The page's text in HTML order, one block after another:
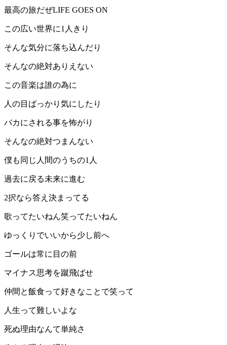
最高の旅だぜLIFE GOES ON
この広い世界に1人きり
そんな気分に落ち込んだり
そんなの絶対ありえない
この音楽は誰の為に
人の目ばっかり気にしたり
バカにされる事を怖がり
そんなの絶対つまんない
僕も同じ人間のうちの1人
過去に戻る未来に進む
2択なら答え決まってる
歌ってたいねん笑ってたいねん
ゆっくりでいいから少し前へ
ゴールは常に目の前
マイナス思考を蹴飛ばせ
仲間と飯食って好きなことで笑って
人生って難しいよな
死ぬ理由なんて単純さ